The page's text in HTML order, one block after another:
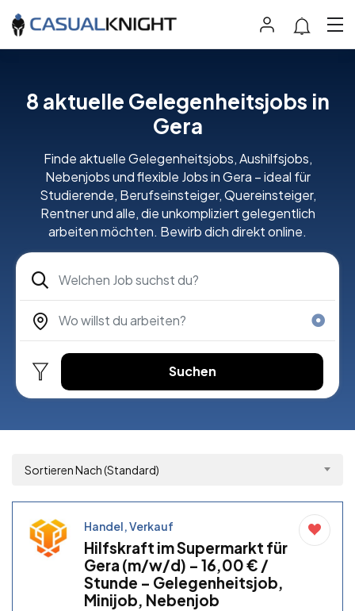
8 aktuelle Gelegenheitsjobs in
Gera
Finde aktuelle Gelegenheitsjobs, Aushilfsjobs,
Nebenjobs und flexible Jobs in Gera – ideal für
Studierende, Berufseinsteiger, Quereinsteiger,
Rentner und alle, die unkompliziert gelegentlich
arbeiten möchten. Bewirb dich direkt online.
Suchen
Sortieren Nach (Standard)
Handel, Verkauf
Hilfskraft im Supermarkt für
Gera (m/w/d) – 16,00 € /
Stunde – Gelegenheitsjob,
Minijob, Nebenjob